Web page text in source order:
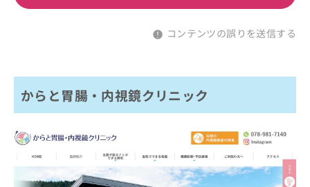
コンテンツの誤りを送信する
からと胃腸・内視鏡クリニック